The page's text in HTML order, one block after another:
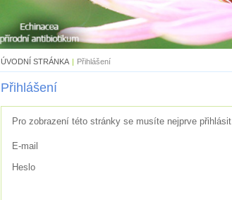
ÚVODNÍ STRÁNKA | Přihlášení
Přihlášení
Pro zobrazení této stránky se musíte nejprve přihlásit.
E-mail
Heslo